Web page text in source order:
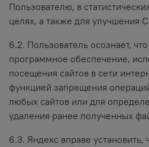
Пользователю, в
целях, а также для улучшения
6.2. Пользователь осознает,
программное обеспечение,
посещения сайтов в сети
функцией запрещения
любых сайтов или для
удаления ранее полученных
6.3. Яндекс вправе установить,